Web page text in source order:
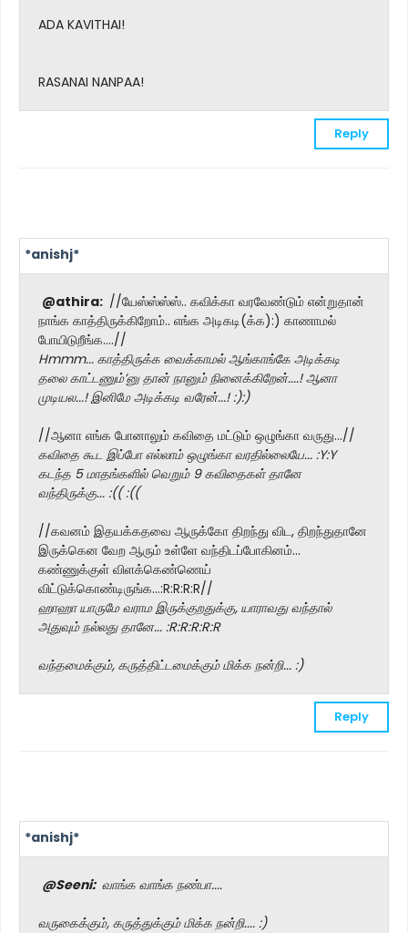
ADA KAVITHAI!
RASANAI NANPAA!
Reply
*anishj*
@athira: //யேஸ்ஸ்ஸ்ஸ்.. கவிக்கா வரவேண்டும் என்றுதான்
நாங்க காத்திருக்கிறோம்.. எங்க அடிகடி(க்க):) காணாமல்
போயிடுறீங்க....//
Hmmm... காத்திருக்க வைக்காமல் ஆங்காங்கே அடிக்கடி
தலை காட்டணும்’னு தான் நானும் நினைக்கிறேன்....! ஆனா
முடியல...! இனிமே அடிக்கடி வரேன்...! :):)
//ஆனா எங்க போனாலும் கவிதை மட்டும் ஒழுங்கா வருது...//
கவிதை கூட இப்போ எல்லாம் ஒழுங்கா வரதில்லையே... :Y:Y
கடந்த 5 மாதங்களில் வெறும் 9 கவிதைகள் தானே
வந்திருக்கு... :(( :((
//கவனம் இதயக்கதவை ஆருக்கோ திறந்து விட, திறந்துதானே
இருக்கென வேற ஆரும் உள்ளே வந்திடப்போகினம்...
கண்ணுக்குள் விளக்கெண்ணெய்
விட்டுக்கொண்டிருங்க...:R:R:R:R//
ஹாஹா யாருமே வராம இருக்குறதுக்கு, யாராவது வந்தால்
அதுவும் நல்லது தானே... :R:R:R:R:R
வந்தமைக்கும், கருத்திட்டமைக்கும் மிக்க நன்றி... :)
Reply
*anishj*
@Seeni: வாங்க வாங்க நண்பா....
வருகைக்கும், கருத்துக்கும் மிக்க நன்றி.... :)